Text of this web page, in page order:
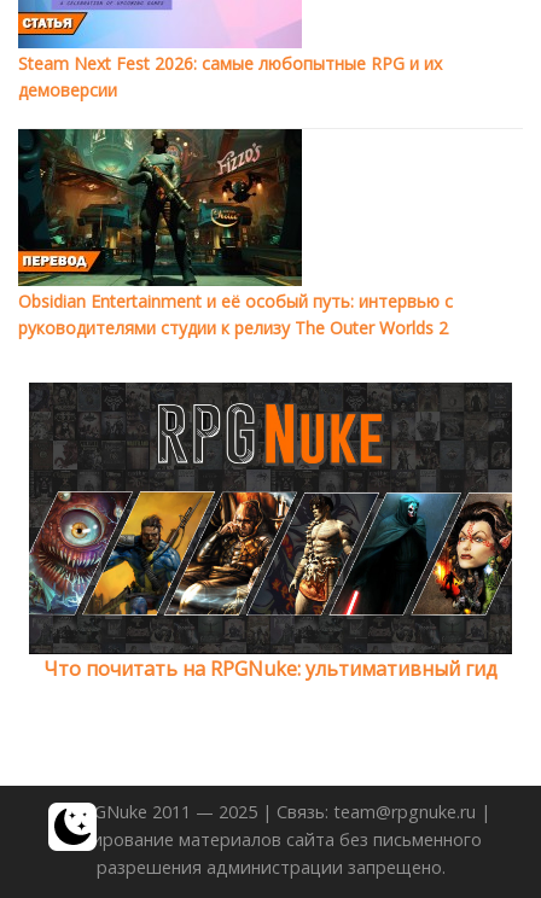
Steam Next Fest 2026: самые любопытные RPG и их
демоверсии
Obsidian Entertainment и её особый путь: интервью с
руководителями студии к релизу The Outer Worlds 2
Что почитать на RPGNuke: ультимативный гид
© RPGNuke 2011 — 2025 | Связь: team@rpgnuke.ru |
Копирование материалов сайта без письменного
разрешения администрации запрещено.